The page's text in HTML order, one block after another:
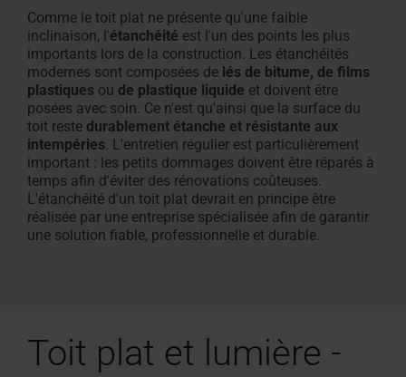
Comme le toit plat ne présente qu'une faible
inclinaison, l'étanchéité est l'un des points les plus
importants lors de la construction. Les étanchéités
modernes sont composées de lés de bitume, de films
plastiques ou de plastique liquide et doivent être
posées avec soin. Ce n'est qu'ainsi que la surface du
toit reste durablement étanche et résistante aux
intempéries. L'entretien régulier est particulièrement
important : les petits dommages doivent être réparés à
temps afin d'éviter des rénovations coûteuses.
L'étanchéité d'un toit plat devrait en principe être
réalisée par une entreprise spécialisée afin de garantir
une solution fiable, professionnelle et durable.
Toit plat et lumière -